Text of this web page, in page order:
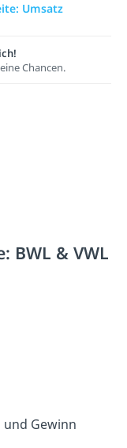
Umsatz
Chancen.
BWL & VWL
Gewinn